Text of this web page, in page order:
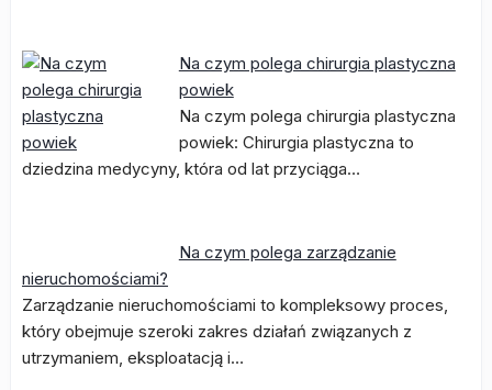
Na czym polega chirurgia plastyczna
powiek
Na czym polega chirurgia plastyczna
powiek: Chirurgia plastyczna to
dziedzina medycyny, która od lat przyciąga…
Na czym polega zarządzanie
nieruchomościami?
Zarządzanie nieruchomościami to kompleksowy proces,
który obejmuje szeroki zakres działań związanych z
utrzymaniem, eksploatacją i…